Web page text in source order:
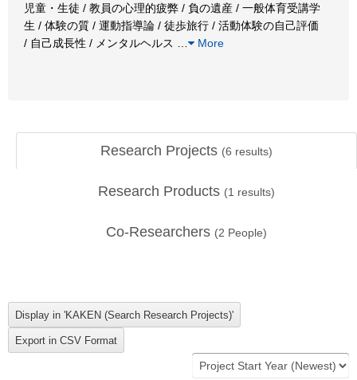
児童・生徒 / 教員の心理的疲弊 / 負の遺産 / 一般体育受講学
生 / 体験の質 / 運動指導論 / 徒歩旅行 / 活動体験の自己評価
/ 自己成長性 / メンタルヘルス
More
Research Projects (6 results)
Research Products (1 results)
Co-Researchers (2 People)